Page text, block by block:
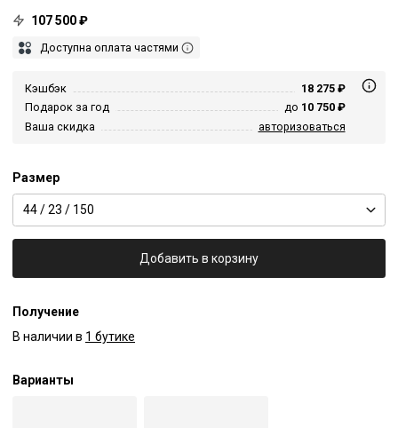
107 500 ₽
Доступна оплата частями
Кэшбэк
18 275 ₽
Подарок за год
до 10 750 ₽
Ваша скидка
авторизоваться
Размер
44 / 23 / 150
Добавить в корзину
Получение
В наличии в 1 бутике
Варианты